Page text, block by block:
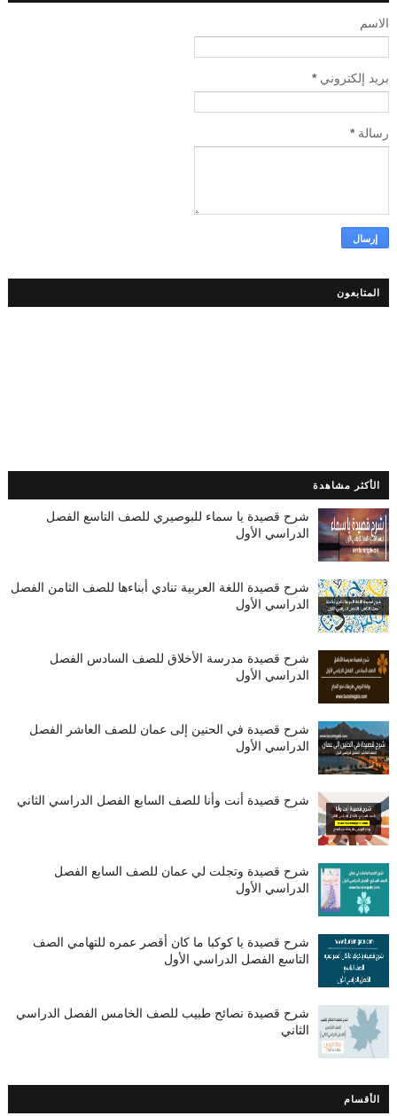
الاسم
بريد إلكتروني*
رسالة*
المتابعون
الأكثر مشاهدة
شرح قصيدة يا سماء للبوصيري للصف التاسع الفصل
الدراسي الأول
شرح قصيدة اللغة العربية تنادي أبناءها للصف الثامن الفصل
الدراسي الأول
شرح قصيدة مدرسة الأخلاق للصف السادس الفصل
الدراسي الأول
شرح قصيدة في الحنين إلى عمان للصف العاشر الفصل
الدراسي الأول
شرح قصيدة أنت وأنا للصف السابع الفصل الدراسي الثاني
شرح قصيدة وتجلت لي عمان للصف السابع الفصل
الدراسي الأول
شرح قصيدة يا كوكبا ما كان أقصر عمره للتهامي الصف
التاسع الفصل الدراسي الأول
شرح قصيدة نصائح طبيب للصف الخامس الفصل الدراسي
الثاني
الأقسام